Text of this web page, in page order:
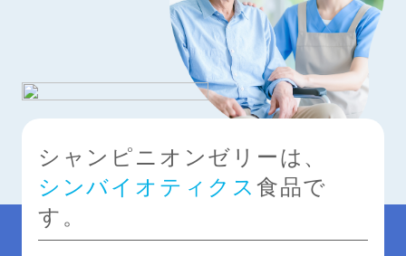
シャンピニオンゼリーは、
シンバイオティクス 食品で
す。